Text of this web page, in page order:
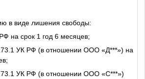
в виде лишения свободы:
на срок 1 год 6 месяцев;
УК РФ (в отношении ООО «Д***») на
УК РФ (в отношении ООО «С***»)